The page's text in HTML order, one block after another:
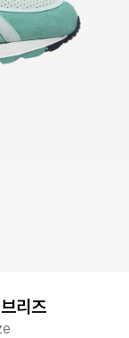
리즈